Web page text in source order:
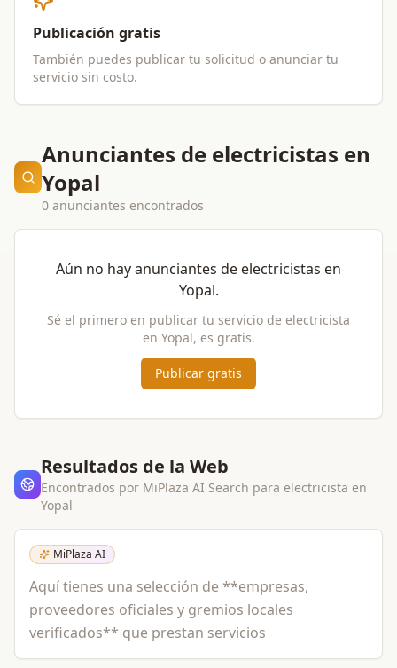
Publicación gratis
También puedes publicar tu solicitud o anunciar tu
servicio sin costo.
Anunciantes de electricistas en
Yopal
0 anunciantes encontrados
Aún no hay anunciantes de electricistas en
Yopal.
Sé el primero en publicar tu servicio de electricista
en Yopal, es gratis.
Publicar gratis
Resultados de la Web
Encontrados por MiPlaza AI Search para electricista en
Yopal
MiPlaza AI
Aquí tienes una selección de **empresas,
proveedores oficiales y gremios locales
verificados** que prestan servicios